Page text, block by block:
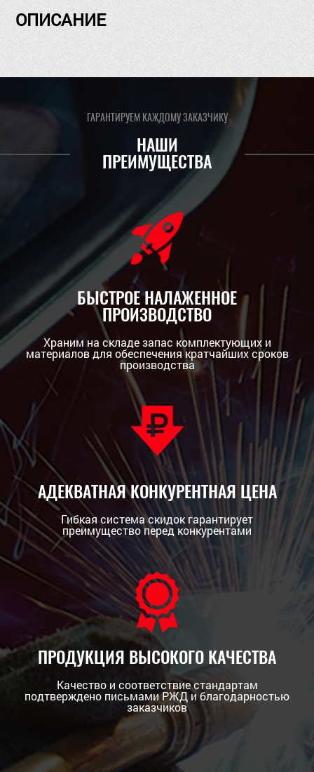
ОПИСАНИЕ
ГАРАНТИРУЕМ КАЖДОМУ ЗАКАЗЧИКУ
НАШИ
ПРЕИМУЩЕСТВА
БЫСТРОЕ НАЛАЖЕННОЕ
ПРОИЗВОДСТВО
Храним на складе запас комплектующих и
материалов для обеспечения кратчайших сроков
производства
АДЕКВАТНАЯ КОНКУРЕНТНАЯ ЦЕНА
Гибкая система скидок гарантирует
преимущество перед конкурентами
ПРОДУКЦИЯ ВЫСОКОГО КАЧЕСТВА
Качество и соответствие стандартам
подтверждено письмами РЖД и благодарностью
заказчиков